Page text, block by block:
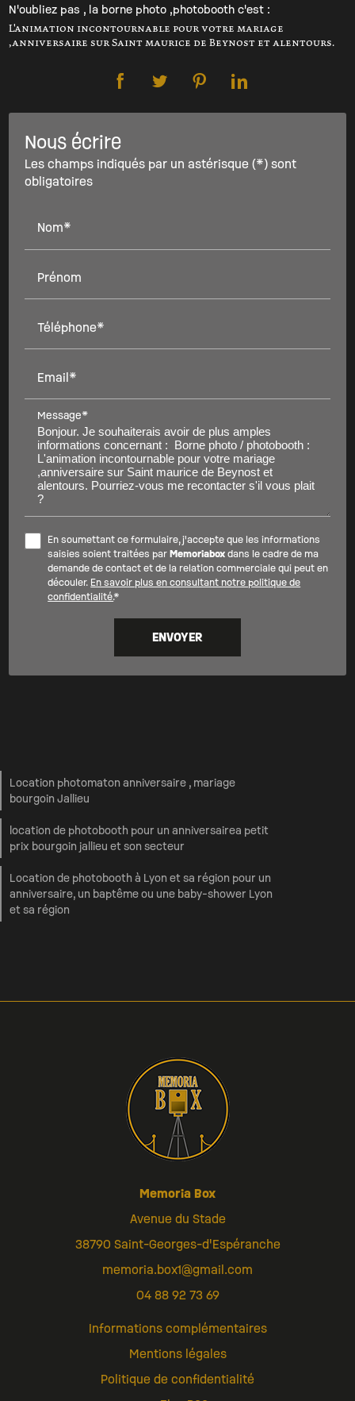
N'oubliez pas , la borne photo ,photobooth c'est :
L'animation incontournable pour votre mariage
,anniversaire sur Saint maurice de Beynost et alentours.
Nous écrire
Les champs indiqués par un astérisque (*) sont
obligatoires
Nom*
Prénom
Téléphone*
Email*
Message*
En soumettant ce formulaire, j'accepte que les informations
saisies soient traitées parMemoriaboxdans le cadre de ma
demande de contact et de la relation commerciale qui peut en
découler. En savoir plus en consultant notre politique de
confidentialité.*
Location photomaton anniversaire , mariage
bourgoin Jallieu
location de photobooth pour un anniversairea petit
prix bourgoin jallieu et son secteur
Location de photobooth à Lyon et sa région pour un
anniversaire, un baptême ou une baby-shower Lyon
et sa région
Memoria Box
Avenue du Stade
38790 Saint-Georges-d'Espéranche
memoria.box1@gmail.com
04 88 92 73 69
Informations complémentaires
Mentions légales
Politique de confidentialité